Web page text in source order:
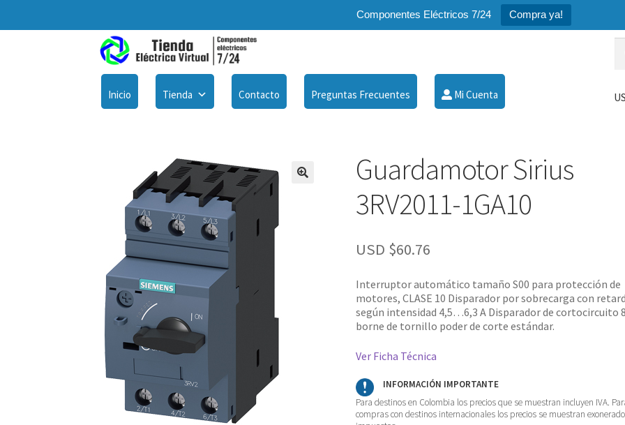
Componentes Eléctricos 7/24 Compra ya!
Inicio Tienda Contacto Preguntas Frecuentes Mi Cuenta
Guardamotor Sirius
3RV2011-1GA10
USD $60.76
Interruptor automático tamaño S00 para protección de
motores, CLASE 10 Disparador por sobrecarga con
según intensidad 4,5…6,3 A Disparador de cortocircuito
borne de tornillo poder de corte estándar.
Ver Ficha Técnica
INFORMACIÓN IMPORTANTE
Para destinos en Colombia los precios que se muestran incluyen IVA.
compras con destinos internacionales los precios se muestran